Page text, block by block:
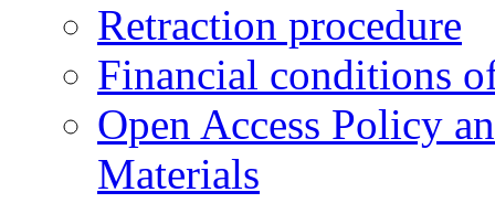
Retraction procedure
Financial conditions
Open Access Policy
Materials